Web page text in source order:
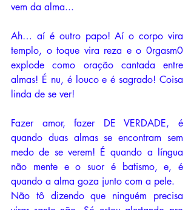
vem da alma...
Ah… aí é outro papo! Aí o corpo vira
templo, o toque vira reza e o 0rgasm0
explode como oração cantada entre
almas! É nu, é louco e é sagrado! Coisa
linda de se ver!
Fazer amor, fazer DE VERDADE, é
quando duas almas se encontram sem
medo de se verem! É quando a língua
não mente e o suor é batismo, e, é
quando a alma goza junto com a pele.
Não tô dizendo que ninguém precisa